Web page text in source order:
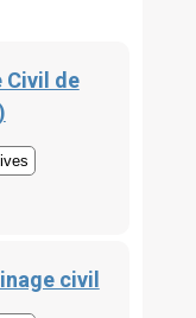
Civil de
civil